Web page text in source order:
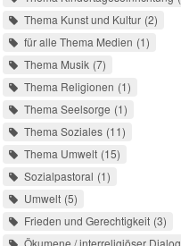
Thema Kunst und Kultur 2
für alle Thema Medien 1
Thema Musik 7
Thema Religionen 1
Thema Seelsorge 1
Thema Soziales 11
Thema Umwelt 15
Sozialpastoral 1
Umwelt 5
Frieden und Gerechtigkeit 3
Ökumene / interreligiöser Dialog